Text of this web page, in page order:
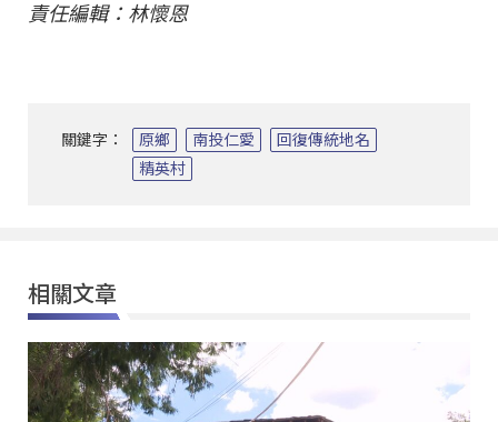
責任編輯：林懷恩
關鍵字： 原鄉 南投仁愛
回復傳統地名
精英村
相關文章